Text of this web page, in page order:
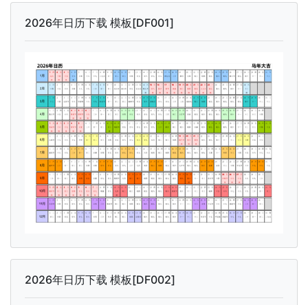
2026年日历下载 模板[DF001]
2026年日历下载 模板[DF002]